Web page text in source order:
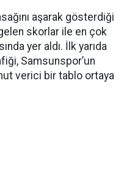
aşarak gösterdiği
skorlar ile en çok
yer aldı. İlk yarıda
Samsunspor’un
verici bir tablo ortaya